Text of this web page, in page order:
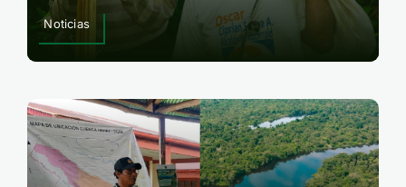
Noticias